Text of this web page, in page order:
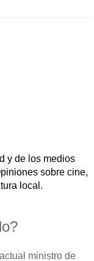
y de los medios
sobre cine,
local.
ministro de